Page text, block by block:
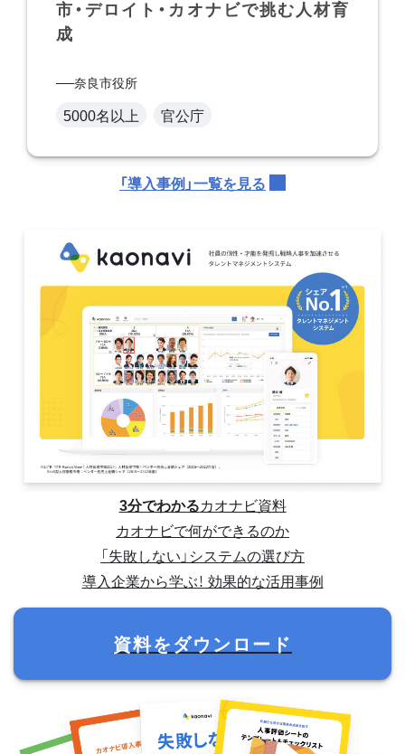
市・デロイト・カオナビで挑む人材育
成
奈良市役所
5000名以上 官公庁
「導入事例」一覧を見る
3分でわかるカオナビ資料
カオナビで何ができるのか
「失敗しない」システムの選び方
導入企業から学ぶ！ 効果的な活用事例
資料をダウンロード